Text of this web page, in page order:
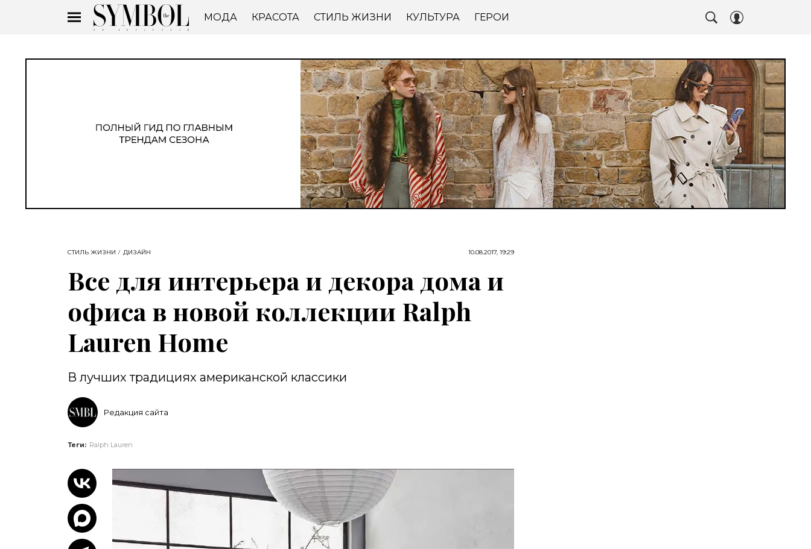
МОДА КРАСОТА СТИЛЬ ЖИЗНИ КУЛЬТУРА ГЕРОИ
СТИЛЬ ЖИЗНИ ДИЗАЙН 10.08.2017, 19:29
Все для интерьера и декора дома и
офиса в новой коллекции Ralph
Lauren Home
В лучших традициях американской классики
Редакция сайта
Теги: Ralph Lauren